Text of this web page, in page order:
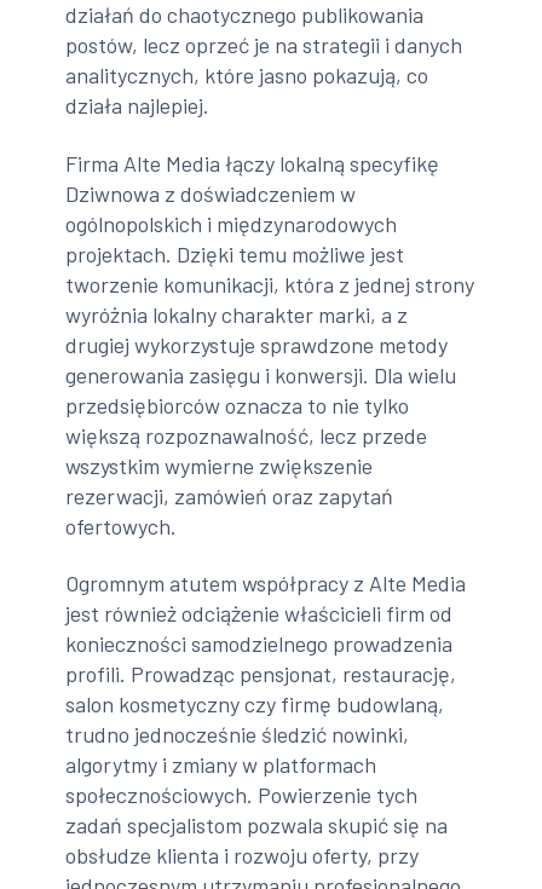
działań do chaotycznego publikowania
postów, lecz oprzeć je na strategii i danych
analitycznych, które jasno pokazują, co
działa najlepiej.
Firma Alte Media łączy lokalną specyfikę
Dziwnowa z doświadczeniem w
ogólnopolskich i międzynarodowych
projektach. Dzięki temu możliwe jest
tworzenie komunikacji, która z jednej strony
wyróżnia lokalny charakter marki, a z
drugiej wykorzystuje sprawdzone metody
generowania zasięgu i konwersji. Dla wielu
przedsiębiorców oznacza to nie tylko
większą rozpoznawalność, lecz przede
wszystkim wymierne zwiększenie
rezerwacji, zamówień oraz zapytań
ofertowych.
Ogromnym atutem współpracy z Alte Media
jest również odciążenie właścicieli firm od
konieczności samodzielnego prowadzenia
profili. Prowadząc pensjonat, restaurację,
salon kosmetyczny czy firmę budowlaną,
trudno jednocześnie śledzić nowinki,
algorytmy i zmiany w platformach
społecznościowych. Powierzenie tych
zadań specjalistom pozwala skupić się na
obsłudze klienta i rozwoju oferty, przy